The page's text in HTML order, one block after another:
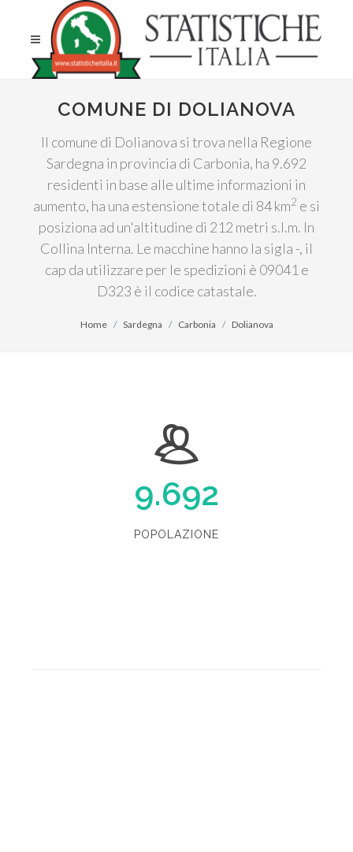
COMUNE DI DOLIANOVA
Il comune di Dolianova si trova nella Regione
Sardegna in provincia di Carbonia, ha 9.692
residenti in base alle ultime informazioni in
aumento, ha una estensione totale di 84 km2 e si
posiziona ad un'altitudine di 212 metri s.l.m. In
Collina Interna. Le macchine hanno la sigla -, il
cap da utilizzare per le spedizioni è 09041 e
D323 è il codice catastale.
Home Sardegna Carbonia Dolianova
9.692
POPOLAZIONE